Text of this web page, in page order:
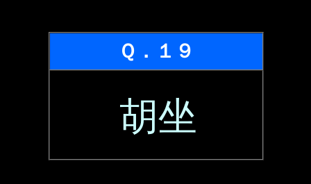
Ｑ．１９
胡坐